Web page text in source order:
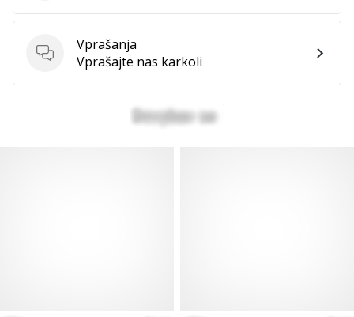
Vprašanja
Vprašanja
Vprašajte nas karkoli